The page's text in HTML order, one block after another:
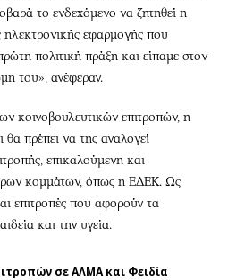
το ενδεχόμενο να ζητηθεί η
εφαρμογής που
πολιτική πράξη και είπαμε στον
του», ανέφεραν.
κοινοβουλευτικών επιτροπών, η
πρέπει να της αναλογεί
επικαλούμενη και
κομμάτων, όπως η ΕΔΕΚ. Ως
επιτροπές που αφορούν τα
και την υγεία.
σε ΑΛΜΑ και Φειδία